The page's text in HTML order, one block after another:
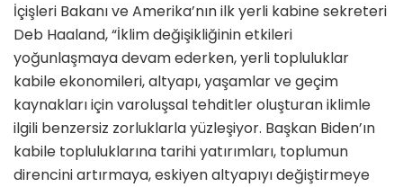
İçişleri Bakanı ve Amerika’nın ilk yerli kabine sekreteri
Deb Haaland, “İklim değişikliğinin etkileri
yoğunlaşmaya devam ederken, yerli topluluklar
kabile ekonomileri, altyapı, yaşamlar ve geçim
kaynakları için varoluşsal tehditler oluşturan iklimle
ilgili benzersiz zorluklarla yüzleşiyor. Başkan Biden’ın
kabile topluluklarına tarihi yatırımları, toplumun
direncini artırmaya, eskiyen altyapıyı değiştirmeye